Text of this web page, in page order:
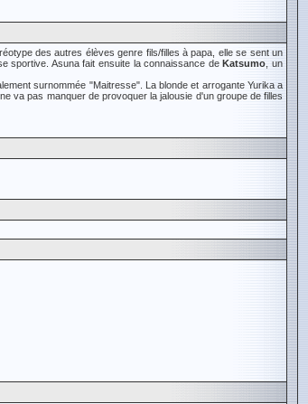
des autres élèves genre fils/filles à papa, elle se sent un
sportive. Asuna fait ensuite la connaissance deKatsumo , un
surnommée "Maitresse". La blonde et arrogante Yurika a
va pas manquer de provoquer la jalousie d'un groupe de filles